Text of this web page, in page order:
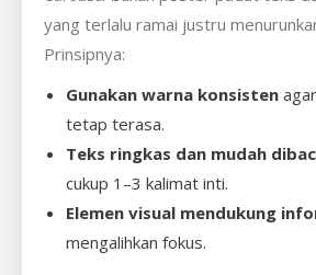
yang terlalu ramai justru
Prinsipnya:
Gunakan warna konsisten
tetap terasa.
Teks ringkas dan mudah
cukup 1–3 kalimat inti.
Elemen visual mendukung
mengalihkan fokus.